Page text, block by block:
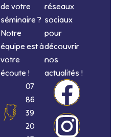
de votre
séminaire ?
Notre
équipe est à
votre
écoute !
07
86
39
20
réseaux
sociaux
pour
découvrir
nos
actualités !
F
a
I
n
L
i
Y
o